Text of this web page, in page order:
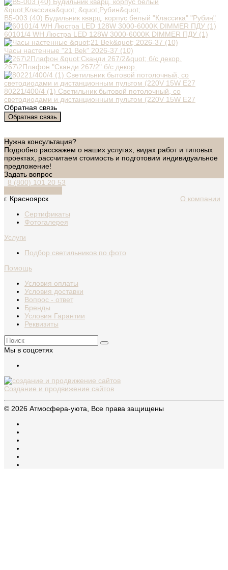
В5-003 (40) Будильник кварц, корпус белый "Классика" "Рубин"
60101/4 WH Люстра LED 128W 3000-6000K DIMMER ПДУ (1)
Часы настенные "21 Bek" 2026-37 (10)
267\2Плафон "Сканди 267/2" б/с декор.
80221/400/4 (1) Светильник бытовой потолочный, со
светодиодами и дистанционным пультом (220V 15W E27
Обратная связь
Обратная связь
Нужна консультация?
Подробно расскажем о наших услугах, видах работ и типовых
проектах, рассчитаем стоимость и подготовим индивидуальное
предложение!
Задать вопрос
8 (800) 101 20 53
г. Красноярск
О компании
Сертификаты
Фотогалерея
Услуги
Подбор светильников по фото
Помощь
Условия оплаты
Условия доставки
Вопрос - ответ
Бренды
Условия Гарантии
Реквизиты
Мы в соцсетях
Создание и продвижение сайтов
© 2026 Атмосфера-уюта, Все права защищены